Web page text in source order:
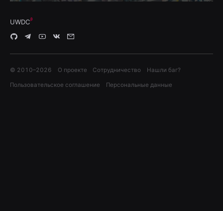
UWDC
© 2010–2026 О проекте Сотрудничество Нашли баг?
Пользовательское соглашение Персональные данные